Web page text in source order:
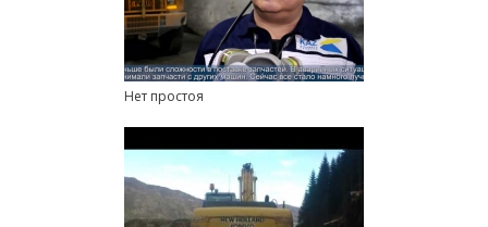
Нет простоя